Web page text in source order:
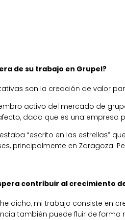
de su trabajo en Grupel?
son la creación de valor
activo del mercado de
dado que es una empresa
“escrito en las estrellas”
principalmente en Zaragoza.
contribuir al crecimiento
dicho, mi trabajo consiste en
también puede fluir de forma